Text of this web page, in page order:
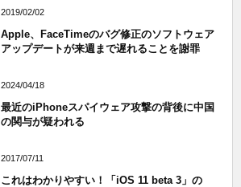
2019/02/02
Apple、FaceTimeのバグ修正のソフトウェア
アップデートが来週まで遅れることを謝罪
2024/04/18
最近のiPhoneスパイウェア攻撃の背後に中国
の関与が疑われる
2017/07/11
これはわかりやすい！「iOS 11 beta 3」の